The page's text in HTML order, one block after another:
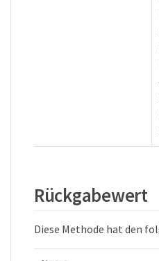
Rückgabewert
Diese Methode hat den